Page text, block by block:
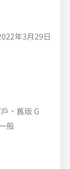
年3月29日
、舊版 G
般